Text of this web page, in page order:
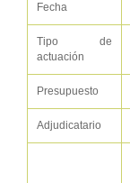
Fecha
Tipo de
actuación
Presupuesto
Adjudicatario